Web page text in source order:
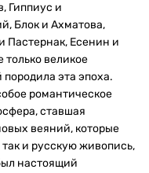
Гиппиус и
Блок и Ахматова,
Пастернак, Есенин и
только великое
эта эпоха.
романтическое
ставшая
веяний, которые
и русскую живопись,
настоящий